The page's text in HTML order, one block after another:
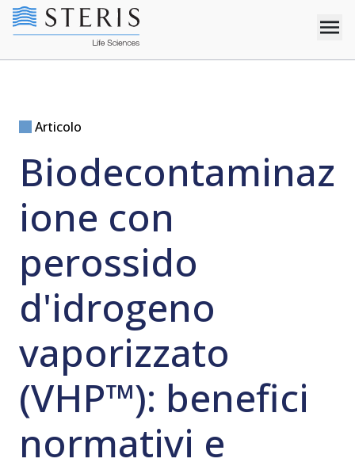
Articolo
Biodecontaminaz
ione con
perossido
d'idrogeno
vaporizzato
(VHP™): benefici
normativi e